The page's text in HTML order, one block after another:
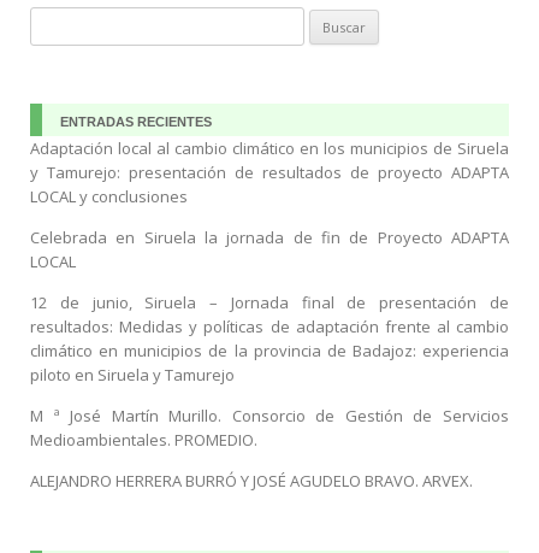
ENTRADAS RECIENTES
Adaptación local al cambio climático en los municipios de Siruela
y Tamurejo: presentación de resultados de proyecto ADAPTA
LOCAL y conclusiones
Celebrada en Siruela la jornada de fin de Proyecto ADAPTA
LOCAL
12 de junio, Siruela – Jornada final de presentación de
resultados: Medidas y políticas de adaptación frente al cambio
climático en municipios de la provincia de Badajoz: experiencia
piloto en Siruela y Tamurejo
M ª José Martín Murillo. Consorcio de Gestión de Servicios
Medioambientales. PROMEDIO.
ALEJANDRO HERRERA BURRÓ Y JOSÉ AGUDELO BRAVO. ARVEX.